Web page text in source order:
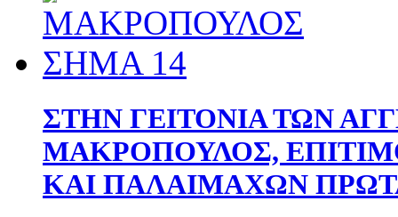
ΣΤΗΝ ΓΕΙΤΟΝΙΑ ΤΩΝ
ΜΑΚΡΟΠΟΥΛΟΣ,
ΚΑΙ ΠΑΛΑΙΜΑΧΩΝ